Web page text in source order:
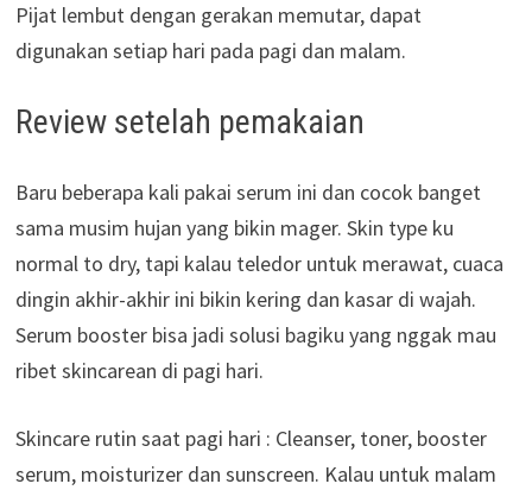
Pijat lembut dengan gerakan memutar, dapat
digunakan setiap hari pada pagi dan malam.
Review setelah pemakaian
Baru beberapa kali pakai serum ini dan cocok banget
sama musim hujan yang bikin mager. Skin type ku
normal to dry, tapi kalau teledor untuk merawat, cuaca
dingin akhir-akhir ini bikin kering dan kasar di wajah.
Serum booster bisa jadi solusi bagiku yang nggak mau
ribet skincarean di pagi hari.
Skincare rutin saat pagi hari : Cleanser, toner, booster
serum, moisturizer dan sunscreen. Kalau untuk malam